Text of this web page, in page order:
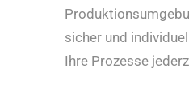
sicher und
Ihre Prozesse